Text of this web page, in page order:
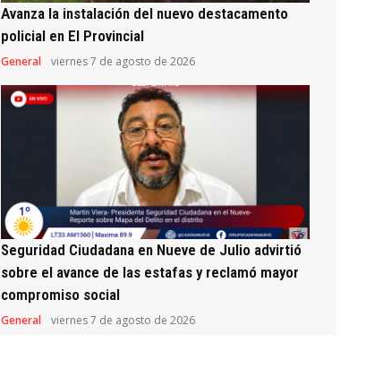
Avanza la instalación del nuevo destacamento
policial en El Provincial
General viernes 7 de agosto de 2026
Seguridad Ciudadana en Nueve de Julio advirtió
sobre el avance de las estafas y reclamó mayor
compromiso social
General viernes 7 de agosto de 2026